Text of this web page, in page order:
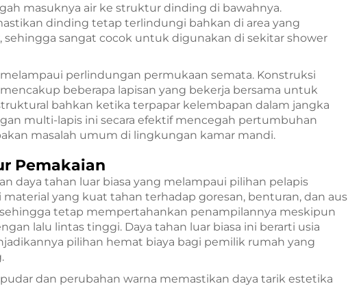
masuknya air ke struktur dinding di bawahnya.
dinding tetap terlindungi bahkan di area yang
sehingga sangat cocok untuk digunakan di sekitar shower
perlindungan permukaan semata. Konstruksi
beberapa lapisan yang bekerja bersama untuk
bahkan ketika terpapar kelembapan dalam jangka
multi-lapis ini secara efektif mencegah pertumbuhan
masalah umum di lingkungan kamar mandi.
Pemakaian
daya tahan luar biasa yang melampaui pilihan pelapis
yang kuat tahan terhadap goresan, benturan, dan aus
tetap mempertahankan penampilannya meskipun
lalu lintas tinggi. Daya tahan luar biasa ini berarti usia
pilihan hemat biaya bagi pemilik rumah yang
dan perubahan warna memastikan daya tarik estetika